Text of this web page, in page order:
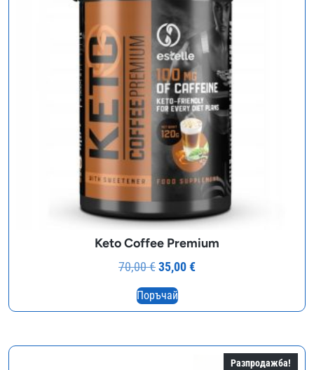
Keto Coffee Premium
70,00€Original
price
was:
35,00€Текущата
Поръчай
Разпродажба!